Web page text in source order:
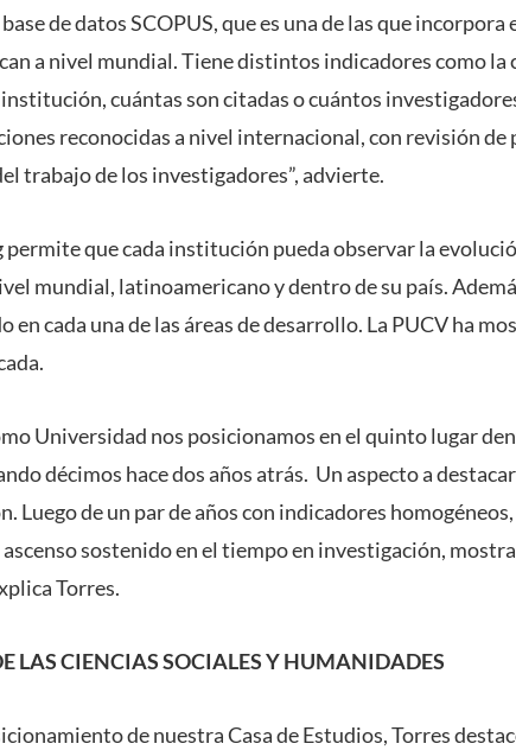
de datos SCOPUS, que es una de las que
a nivel mundial. Tiene distintos indicadores como la
cuántas son citadas o cuántos
reconocidas a nivel internacional, con revisión de
trabajo de los investigadores”, advierte.
permite que cada institución pueda observar la
mundial, latinoamericano y dentro de su país.
en cada una de las áreas de desarrollo. La PUCV ha
Universidad nos posicionamos en el quinto lugar
décimos hace dos años atrás. Un aspecto a
Luego de un par de años con indicadores
sostenido en el tiempo en investigación,
Torres.
LAS CIENCIAS SOCIALES Y HUMANIDADES
de nuestra Casa de Estudios, Torres